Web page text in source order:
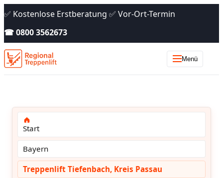
✅ Kostenlose Erstberatung ✅ Vor-Ort-Termin
☎ 0800 3562673
Menü
Start
Bayern
Treppenlift Tiefenbach, Kreis Passau